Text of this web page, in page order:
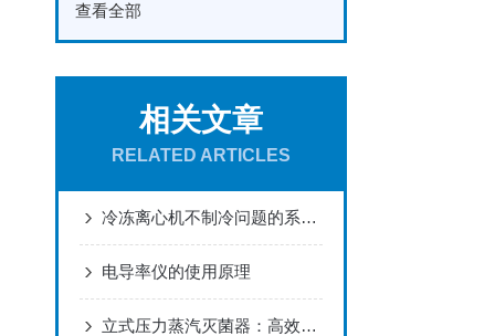
查看全部
相关文章
RELATED ARTICLES
冷冻离心机不制冷问题的系统性解决方式
电导率仪的使用原理
立式压力蒸汽灭菌器：高效杀菌的利器